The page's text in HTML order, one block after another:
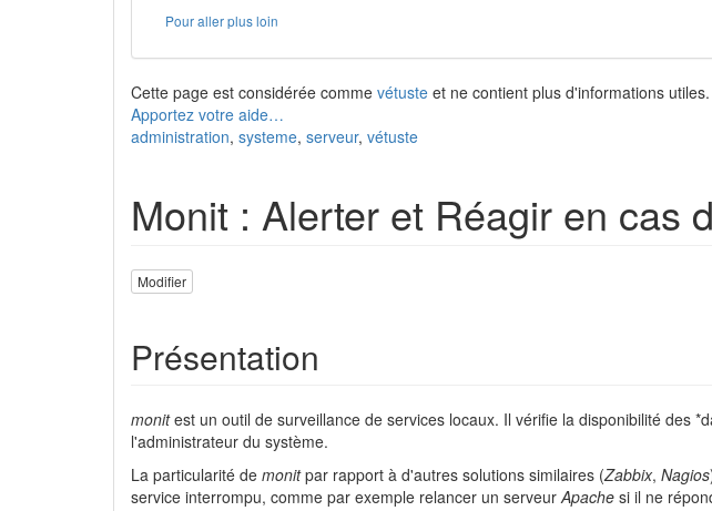
Pour aller plus loin
Cette page est considérée comme vétuste et ne contient plus d'informations utiles.
Apportez votre aide…
administration, systeme, serveur, vétuste
Monit : Alerter et Réagir en cas
Modifier
Présentation
monitest un outil de surveillance de services locaux. Il vérifie la disponibilité des
l'administrateur du système.
La particularité de monitpar rapport à d'autres solutions similaires (Zabbix, Nagios
service interrompu, comme par exemple relancer un serveurApache si il ne